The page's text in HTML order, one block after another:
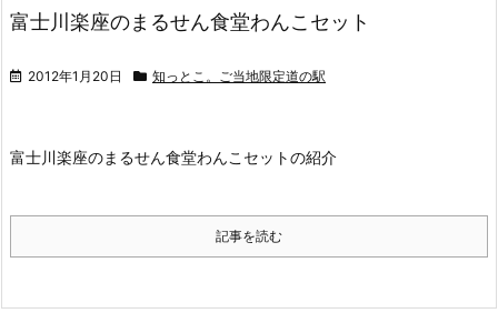
富士川楽座のまるせん食堂わんこセット
2012年1月20日 知っとこ。ご当地限定道の駅
富士川楽座のまるせん食堂わんこセットの紹介
記事を読む